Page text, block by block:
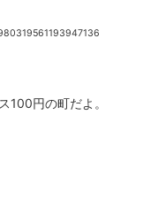
100円の町だよ。